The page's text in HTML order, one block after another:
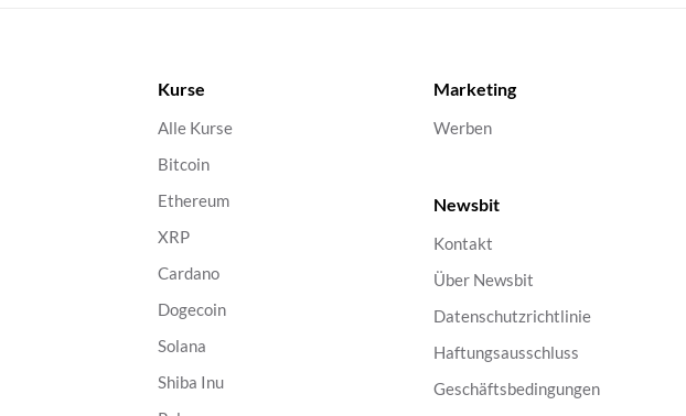
Kurse
Alle Kurse
Bitcoin
Ethereum
XRP
Cardano
Dogecoin
Solana
Shiba Inu
Marketing
Werben
Newsbit
Kontakt
Über Newsbit
Datenschutzrichtlinie
Haftungsausschluss
Geschäftsbedingungen